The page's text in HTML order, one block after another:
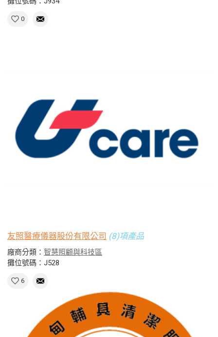
0
友照醫療儀器股份有限公司 (8)項產品
廠商分類： 智慧照顧與科技區
攤位號碼：J528
6